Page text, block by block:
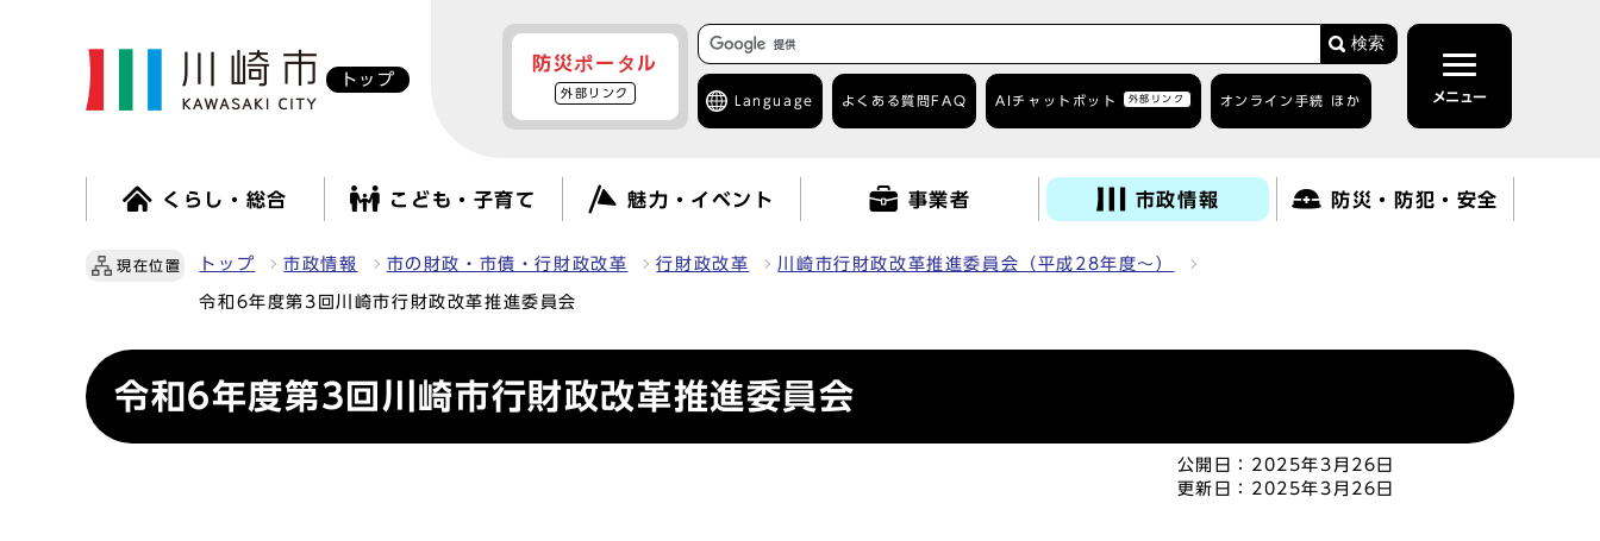
トップ
防災ポータル
外部リンク
検索
Language よくある質問 FAQ AIチャットボット 外部リンク オンライン手続 ほか メニュー
くらし・総合 こども・子育て 魅力・イベント 事業者 市政情報 防災・防犯・安全
現在位置 トップ 市政情報 市の財政・市債・行財政改革 行財政改革 川崎市行財政改革推進委員会（平成28年度～）
令和6年度第3回川崎市行財政改革推進委員会
令和6年度第3回川崎市行財政改革推進委員会
公開日： 2025年3月26日
更新日： 2025年3月26日